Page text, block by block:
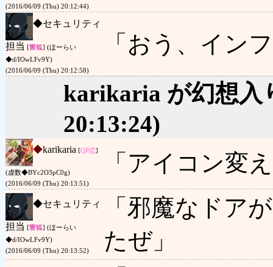
(2016/06/09 (Thu) 20:12:44)
◆セキュリティ
担当 [響狐] (ほーらい
◆d/IOwLFv9Y)
(2016/06/09 (Thu) 20:12:58)
「おう、イン
karikaria が幻想入
20:13:24)
◆karikaria [QP恋]
(虚数◆BYc2O3pC0g)
(2016/06/09 (Thu) 20:13:51)
「アイコン変
◆セキュリティ
担当 [響狐] (ほーらい
◆d/IOwLFv9Y)
(2016/06/09 (Thu) 20:13:52)
「邪魔なドア
たぜ」